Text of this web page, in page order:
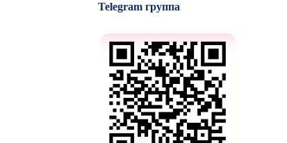
Telegram группа